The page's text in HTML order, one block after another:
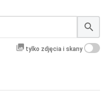
tylko zdjęcia i skany